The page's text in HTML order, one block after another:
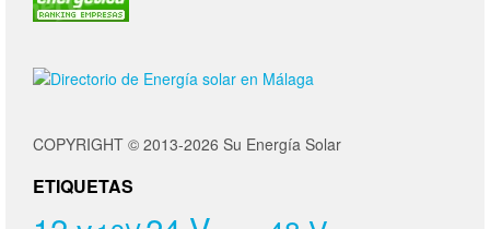
COPYRIGHT © 2013-2026 Su Energía Solar
ETIQUETAS